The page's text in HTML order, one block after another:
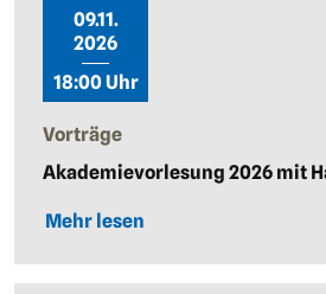
09.11.
2026
18:00 Uhr
Vorträge
Akademievorlesung 2026 mit
Mehr lesen